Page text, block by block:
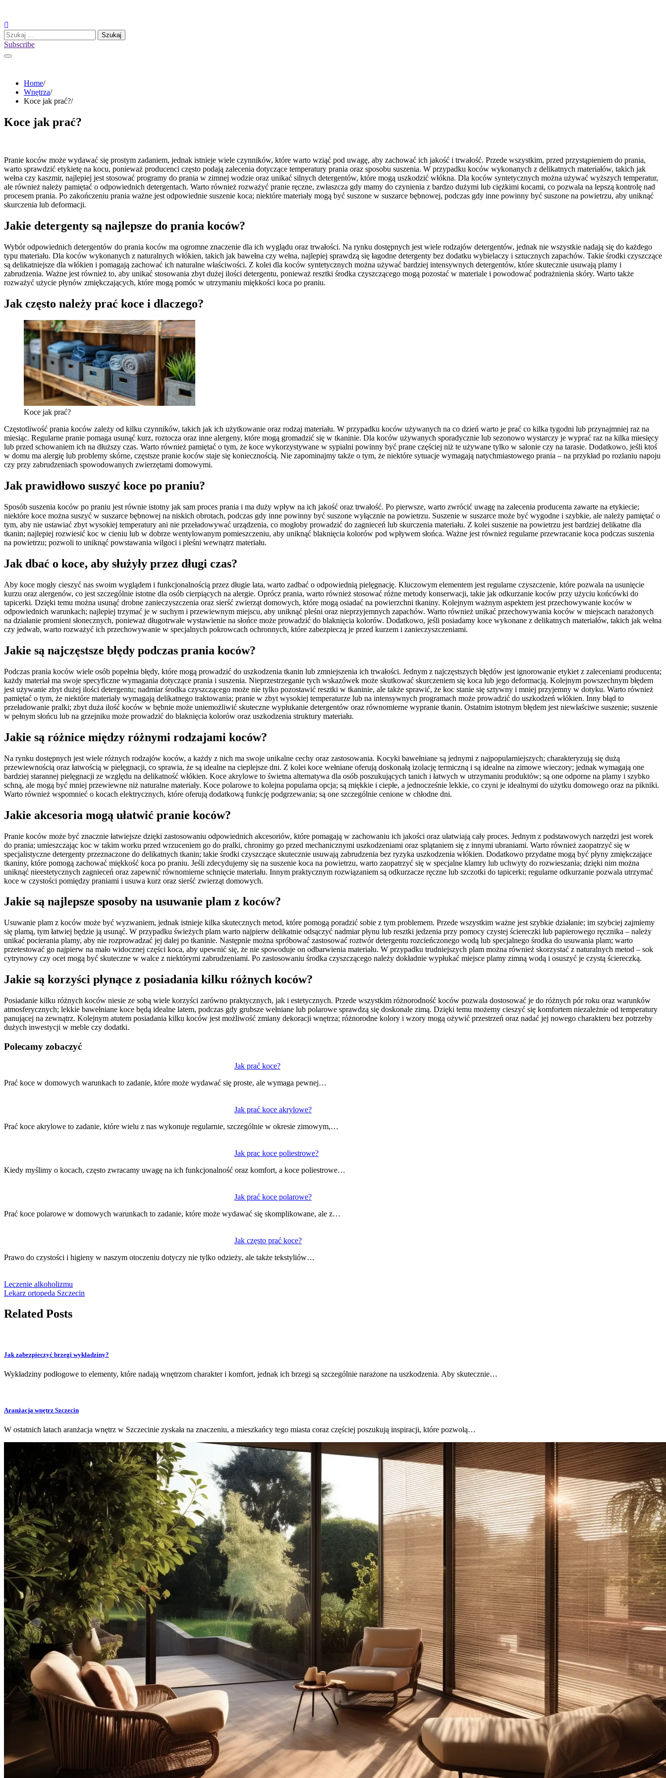
content
Szukaj:
Subscribe
Home
Wnętrza
Koce jak prać?
Koce jak prać?
Pranie koców może wydawać się prostym zadaniem, jednak istnieje wiele czynników, które warto wziąć pod uwagę, aby zachować ich jakość i trwałość. Przede wszystkim, przed przystąpieniem do prania,
warto sprawdzić etykietę na kocu, ponieważ producenci często podają zalecenia dotyczące temperatury prania oraz sposobu suszenia. W przypadku koców wykonanych z delikatnych materiałów, takich jak
wełna czy kaszmir, najlepiej jest stosować programy do prania w zimnej wodzie oraz unikać silnych detergentów, które mogą uszkodzić włókna. Dla koców syntetycznych można używać wyższych temperatur,
ale również należy pamiętać o odpowiednich detergentach. Warto również rozważyć pranie ręczne, zwłaszcza gdy mamy do czynienia z bardzo dużymi lub ciężkimi kocami, co pozwala na lepszą kontrolę nad
procesem prania. Po zakończeniu prania ważne jest odpowiednie suszenie koca; niektóre materiały mogą być suszone w suszarce bębnowej, podczas gdy inne powinny być suszone na powietrzu, aby uniknąć
skurczenia lub deformacji.
Jakie detergenty są najlepsze do prania koców?
Wybór odpowiednich detergentów do prania koców ma ogromne znaczenie dla ich wyglądu oraz trwałości. Na rynku dostępnych jest wiele rodzajów detergentów, jednak nie wszystkie nadają się do każdego
typu materiału. Dla koców wykonanych z naturalnych włókien, takich jak bawełna czy wełna, najlepiej sprawdzą się łagodne detergenty bez dodatku wybielaczy i sztucznych zapachów. Takie środki czyszczące
są delikatniejsze dla włókien i pomagają zachować ich naturalne właściwości. Z kolei dla koców syntetycznych można używać bardziej intensywnych detergentów, które skutecznie usuwają plamy i
zabrudzenia. Ważne jest również to, aby unikać stosowania zbyt dużej ilości detergentu, ponieważ resztki środka czyszczącego mogą pozostać w materiale i powodować podrażnienia skóry. Warto także
rozważyć użycie płynów zmiękczających, które mogą pomóc w utrzymaniu miękkości koca po praniu.
Jak często należy prać koce i dlaczego?
Koce jak prać?
Częstotliwość prania koców zależy od kilku czynników, takich jak ich użytkowanie oraz rodzaj materiału. W przypadku koców używanych na co dzień warto je prać co kilka tygodni lub przynajmniej raz na
miesiąc. Regularne pranie pomaga usunąć kurz, roztocza oraz inne alergeny, które mogą gromadzić się w tkaninie. Dla koców używanych sporadycznie lub sezonowo wystarczy je wyprać raz na kilka miesięcy
lub przed schowaniem ich na dłuższy czas. Warto również pamiętać o tym, że koce wykorzystywane w sypialni powinny być prane częściej niż te używane tylko w salonie czy na tarasie. Dodatkowo, jeśli ktoś
w domu ma alergię lub problemy skórne, częstsze pranie koców staje się koniecznością. Nie zapominajmy także o tym, że niektóre sytuacje wymagają natychmiastowego prania – na przykład po rozlaniu napoju
czy przy zabrudzeniach spowodowanych zwierzętami domowymi.
Jak prawidłowo suszyć koce po praniu?
Sposób suszenia koców po praniu jest równie istotny jak sam proces prania i ma duży wpływ na ich jakość oraz trwałość. Po pierwsze, warto zwrócić uwagę na zalecenia producenta zawarte na etykiecie;
niektóre koce można suszyć w suszarce bębnowej na niskich obrotach, podczas gdy inne powinny być suszone wyłącznie na powietrzu. Suszenie w suszarce może być wygodne i szybkie, ale należy pamiętać o
tym, aby nie ustawiać zbyt wysokiej temperatury ani nie przeładowywać urządzenia, co mogłoby prowadzić do zagnieceń lub skurczenia materiału. Z kolei suszenie na powietrzu jest bardziej delikatne dla
tkanin; najlepiej rozwiesić koc w cieniu lub w dobrze wentylowanym pomieszczeniu, aby uniknąć blaknięcia kolorów pod wpływem słońca. Ważne jest również regularne przewracanie koca podczas suszenia
na powietrzu; pozwoli to uniknąć powstawania wilgoci i pleśni wewnątrz materiału.
Jak dbać o koce, aby służyły przez długi czas?
Aby koce mogły cieszyć nas swoim wyglądem i funkcjonalnością przez długie lata, warto zadbać o odpowiednią pielęgnację. Kluczowym elementem jest regularne czyszczenie, które pozwala na usunięcie
kurzu oraz alergenów, co jest szczególnie istotne dla osób cierpiących na alergie. Oprócz prania, warto również stosować różne metody konserwacji, takie jak odkurzanie koców przy użyciu końcówki do
tapicerki. Dzięki temu można usunąć drobne zanieczyszczenia oraz sierść zwierząt domowych, które mogą osiadać na powierzchni tkaniny. Kolejnym ważnym aspektem jest przechowywanie koców w
odpowiednich warunkach; najlepiej trzymać je w suchym i przewiewnym miejscu, aby uniknąć pleśni oraz nieprzyjemnych zapachów. Warto również unikać przechowywania koców w miejscach narażonych
na działanie promieni słonecznych, ponieważ długotrwałe wystawienie na słońce może prowadzić do blaknięcia kolorów. Dodatkowo, jeśli posiadamy koce wykonane z delikatnych materiałów, takich jak wełna
czy jedwab, warto rozważyć ich przechowywanie w specjalnych pokrowcach ochronnych, które zabezpieczą je przed kurzem i zanieczyszczeniami.
Jakie są najczęstsze błędy podczas prania koców?
Podczas prania koców wiele osób popełnia błędy, które mogą prowadzić do uszkodzenia tkanin lub zmniejszenia ich trwałości. Jednym z najczęstszych błędów jest ignorowanie etykiet z zaleceniami producenta;
każdy materiał ma swoje specyficzne wymagania dotyczące prania i suszenia. Nieprzestrzeganie tych wskazówek może skutkować skurczeniem się koca lub jego deformacją. Kolejnym powszechnym błędem
jest używanie zbyt dużej ilości detergentu; nadmiar środka czyszczącego może nie tylko pozostawić resztki w tkaninie, ale także sprawić, że koc stanie się sztywny i mniej przyjemny w dotyku. Warto również
pamiętać o tym, że niektóre materiały wymagają delikatnego traktowania; pranie w zbyt wysokiej temperaturze lub na intensywnych programach może prowadzić do uszkodzeń włókien. Inny błąd to
przeładowanie pralki; zbyt duża ilość koców w bębnie może uniemożliwić skuteczne wypłukanie detergentów oraz równomierne wypranie tkanin. Ostatnim istotnym błędem jest niewłaściwe suszenie; suszenie
w pełnym słońcu lub na grzejniku może prowadzić do blaknięcia kolorów oraz uszkodzenia struktury materiału.
Jakie są różnice między różnymi rodzajami koców?
Na rynku dostępnych jest wiele różnych rodzajów koców, a każdy z nich ma swoje unikalne cechy oraz zastosowania. Kocyki bawełniane są jednymi z najpopularniejszych; charakteryzują się dużą
przewiewnością oraz łatwością w pielęgnacji, co sprawia, że są idealne na cieplejsze dni. Z kolei koce wełniane oferują doskonałą izolację termiczną i są idealne na zimowe wieczory; jednak wymagają one
bardziej starannej pielęgnacji ze względu na delikatność włókien. Koce akrylowe to świetna alternatywa dla osób poszukujących tanich i łatwych w utrzymaniu produktów; są one odporne na plamy i szybko
schną, ale mogą być mniej przewiewne niż naturalne materiały. Koce polarowe to kolejna popularna opcja; są miękkie i ciepłe, a jednocześnie lekkie, co czyni je idealnymi do użytku domowego oraz na pikniki.
Warto również wspomnieć o kocach elektrycznych, które oferują dodatkową funkcję podgrzewania; są one szczególnie cenione w chłodne dni.
Jakie akcesoria mogą ułatwić pranie koców?
Pranie koców może być znacznie łatwiejsze dzięki zastosowaniu odpowiednich akcesoriów, które pomagają w zachowaniu ich jakości oraz ułatwiają cały proces. Jednym z podstawowych narzędzi jest worek
do prania; umieszczając koc w takim worku przed wrzuceniem go do pralki, chronimy go przed mechanicznymi uszkodzeniami oraz splątaniem się z innymi ubraniami. Warto również zaopatrzyć się w
specjalistyczne detergenty przeznaczone do delikatnych tkanin; takie środki czyszczące skutecznie usuwają zabrudzenia bez ryzyka uszkodzenia włókien. Dodatkowo przydatne mogą być płyny zmiękczające
tkaniny, które pomogą zachować miękkość koca po praniu. Jeśli zdecydujemy się na suszenie koca na powietrzu, warto zaopatrzyć się w specjalne klamry lub uchwyty do rozwieszania; dzięki nim można
uniknąć nieestetycznych zagnieceń oraz zapewnić równomierne schnięcie materiału. Innym praktycznym rozwiązaniem są odkurzacze ręczne lub szczotki do tapicerki; regularne odkurzanie pozwala utrzymać
koce w czystości pomiędzy praniami i usuwa kurz oraz sierść zwierząt domowych.
Jakie są najlepsze sposoby na usuwanie plam z koców?
Usuwanie plam z koców może być wyzwaniem, jednak istnieje kilka skutecznych metod, które pomogą poradzić sobie z tym problemem. Przede wszystkim ważne jest szybkie działanie; im szybciej zajmiemy
się plamą, tym łatwiej będzie ją usunąć. W przypadku świeżych plam warto najpierw delikatnie odsączyć nadmiar płynu lub resztki jedzenia przy pomocy czystej ściereczki lub papierowego ręcznika – należy
unikać pocierania plamy, aby nie rozprowadzać jej dalej po tkaninie. Następnie można spróbować zastosować roztwór detergentu rozcieńczonego wodą lub specjalnego środka do usuwania plam; warto
przetestować go najpierw na mało widocznej części koca, aby upewnić się, że nie spowoduje on odbarwienia materiału. W przypadku trudniejszych plam można również skorzystać z naturalnych metod – sok
cytrynowy czy ocet mogą być skuteczne w walce z niektórymi zabrudzeniami. Po zastosowaniu środka czyszczącego należy dokładnie wypłukać miejsce plamy zimną wodą i osuszyć je czystą ściereczką.
Jakie są korzyści płynące z posiadania kilku różnych koców?
Posiadanie kilku różnych koców niesie ze sobą wiele korzyści zarówno praktycznych, jak i estetycznych. Przede wszystkim różnorodność koców pozwala dostosować je do różnych pór roku oraz warunków
atmosferycznych; lekkie bawełniane koce będą idealne latem, podczas gdy grubsze wełniane lub polarowe sprawdzą się doskonale zimą. Dzięki temu możemy cieszyć się komfortem niezależnie od temperatury
panującej na zewnątrz. Kolejnym atutem posiadania kilku koców jest możliwość zmiany dekoracji wnętrza; różnorodne kolory i wzory mogą ożywić przestrzeń oraz nadać jej nowego charakteru bez potrzeby
dużych inwestycji w meble czy dodatki.
Polecamy zobaczyć
Jak prać koce?
Prać koce w domowych warunkach to zadanie, które może wydawać się proste, ale wymaga pewnej…
Jak prać koce akrylowe?
Prać koce akrylowe to zadanie, które wielu z nas wykonuje regularnie, szczególnie w okresie zimowym,…
Jak prac koce poliestrowe?
Kiedy myślimy o kocach, często zwracamy uwagę na ich funkcjonalność oraz komfort, a koce poliestrowe…
Jak prać koce polarowe?
Prać koce polarowe w domowych warunkach to zadanie, które może wydawać się skomplikowane, ale z…
Jak często prać koce?
Prawo do czystości i higieny w naszym otoczeniu dotyczy nie tylko odzieży, ale także tekstyliów…
wpisu
Leczenie alkoholizmu
Lekarz ortopeda Szczecin
Related Posts
Jak zabezpieczyć brzegi wykładziny?
Wykładziny podłogowe to elementy, które nadają wnętrzom charakter i komfort, jednak ich brzegi są szczególnie narażone na uszkodzenia. Aby skutecznie…
Aranżacja wnętrz Szczecin
W ostatnich latach aranżacja wnętrz w Szczecinie zyskała na znaczeniu, a mieszkańcy tego miasta coraz częściej poszukują inspiracji, które pozwolą…